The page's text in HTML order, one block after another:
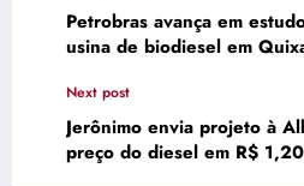
Petrobras avança em
usina de biodiesel em
Next post
Jerônimo envia projeto à
preço do diesel em R$